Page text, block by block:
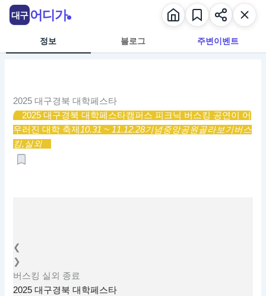
정보 블로그 주변이벤트
2025 대구경북 대학페스타
2025 대구경북 대학페스타캠퍼스 피크닉 버스킹 공연이 어
우러진 대학 축제 10.31 ~ 11.12.28기념중앙공원골라보기버스
킹,실외
❮
❯
버스킹 실외 종료
2025 대구경북 대학페스타
대구 어디가